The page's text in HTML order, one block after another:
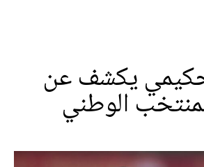
حكيمي يكشف عن
الوطني